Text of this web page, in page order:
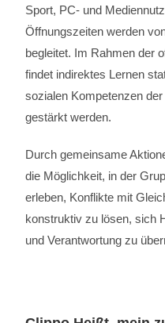
Sport, PC- und
Öffnungszeiten werden
begleitet. Im Rahmen der
findet indirektes Lernen
sozialen Kompetenzen
gestärkt werden.
Durch gemeinsame
die Möglichkeit, in der
erleben, Konflikte mit
konstruktiv zu lösen, sich
und Verantwortung zu